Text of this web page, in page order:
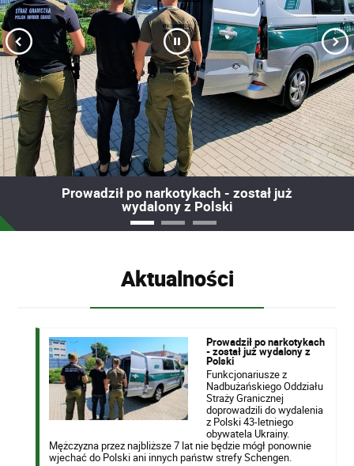
Prowadził po narkotykach - został już
wydalony z Polski
Aktualności
Prowadził po narkotykach
- został już wydalony z
Polski
Funkcjonariusze z
Nadbużańskiego Oddziału
Straży Granicznej
doprowadzili do wydalenia
z Polski 43-letniego
obywatela Ukrainy.
Mężczyzna przez najbliższe 7 lat nie będzie mógł ponownie
wjechać do Polski ani innych państw strefy Schengen.